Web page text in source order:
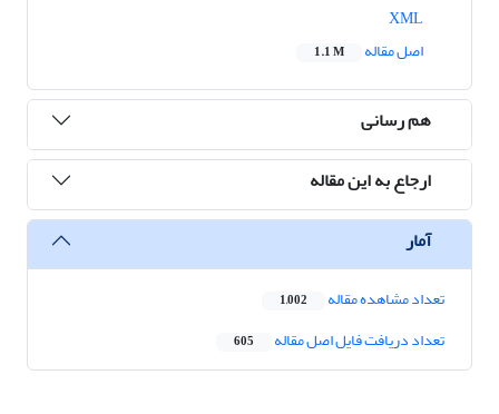
اصل مقاله
1.1 M
هم رسانی
ارجاع به این مقاله
آمار
تعداد مشاهده مقاله 1,002
تعداد دریافت فایل اصل مقاله 605